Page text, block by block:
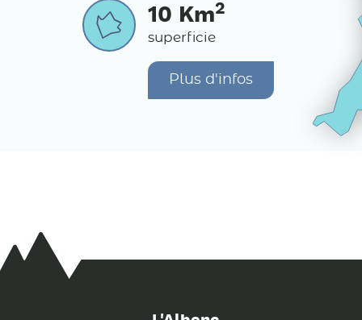
10 Km2
superficie
Plus d'infos